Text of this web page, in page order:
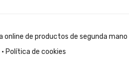
· Política de cookies